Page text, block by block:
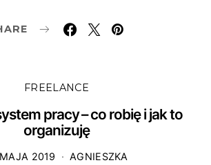
FREELANCE
pracy – co robię i jak to
organizuję
2019 AGNIESZKA